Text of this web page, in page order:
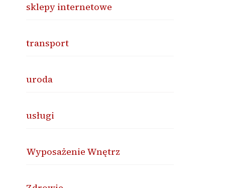
sklepy internetowe
transport
uroda
usługi
Wyposażenie Wnętrz